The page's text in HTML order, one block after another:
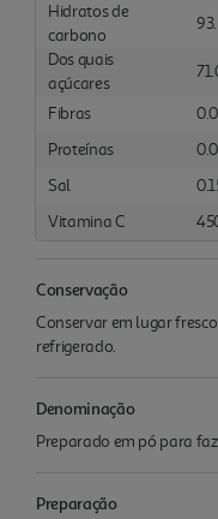
Hidratos de
carbono
Dos quais
açúcares
Fibras
Proteínas
Sal
Vitamina C
Conservação
Conservar em lugar
refrigerado.
Denominação
Preparado em pó para
Preparação